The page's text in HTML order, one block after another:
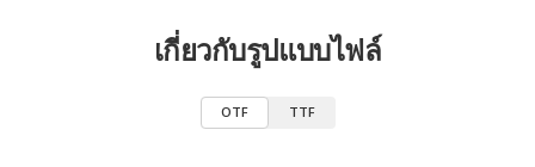
เกี่ยวกับรูปแบบไฟล์
OTF TTF